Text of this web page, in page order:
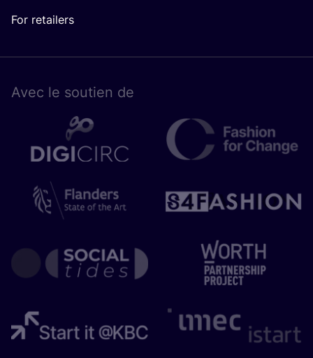
For retailers
Avec le sou­tien de